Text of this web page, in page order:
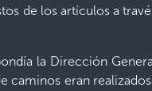
de los artículos a
la Dirección
caminos eran